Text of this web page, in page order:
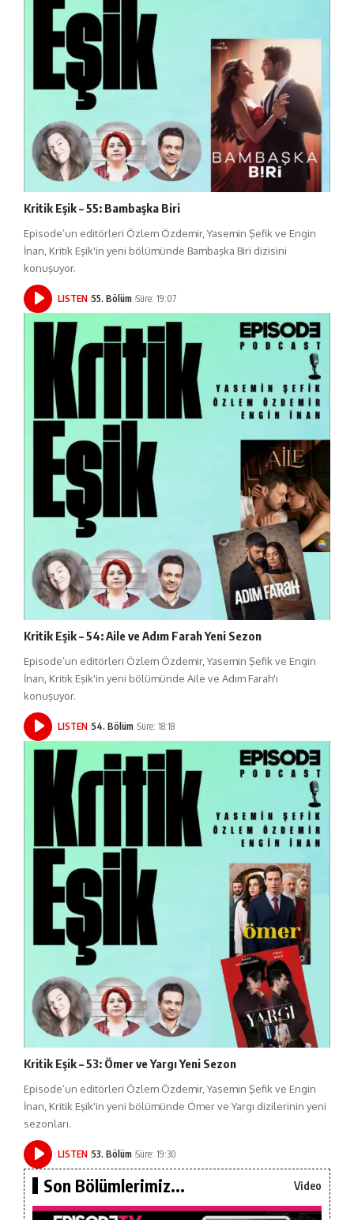
Kritik Eşik – 55: Bambaşka Biri
Episode’un editörleri Özlem Özdemir, Yasemin Şefik ve Engin
İnan, Kritik Eşik'in yeni bölümünde Bambaşka Biri dizisini
konuşuyor.
LISTEN 55. Bölüm Süre: 19:07
Kritik Eşik – 54: Aile ve Adım Farah Yeni Sezon
Episode’un editörleri Özlem Özdemir, Yasemin Şefik ve Engin
İnan, Kritik Eşik'in yeni bölümünde Aile ve Adım Farah'ı
konuşuyor.
LISTEN 54. Bölüm Süre: 18:18
Kritik Eşik – 53: Ömer ve Yargı Yeni Sezon
Episode’un editörleri Özlem Özdemir, Yasemin Şefik ve Engin
İnan, Kritik Eşik'in yeni bölümünde Ömer ve Yargı dizilerinin yeni
sezonları.
LISTEN 53. Bölüm Süre: 19:30
Son Bölümlerimiz... Video